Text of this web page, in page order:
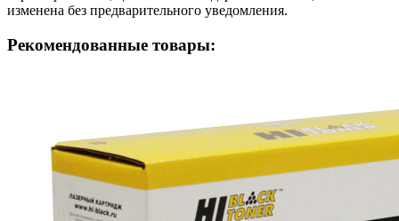
изменена без предварительного уведомления.
Рекомендованные товары: